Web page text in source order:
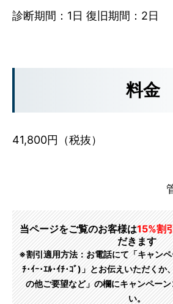
診断期間：1日 復旧期間：2日
料金
41,800円（税抜）
当ページをご覧のお客様は15%割引
だきます
※割引適用方法：お電話にて「キャン
ﾁ･ｲｰ･ｴﾙ･ｲﾁ･ｺﾞ)」とお伝えいただくか
の他ご要望など」の欄にキャンペー
い。